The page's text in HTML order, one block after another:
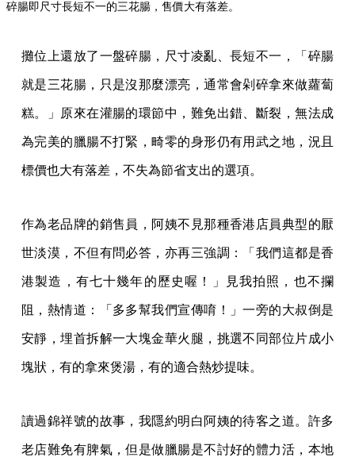
碎腸即尺寸長短不一的三花腸，售價大有落差。
攤位上還放了一盤碎腸，尺寸凌亂、長短不一，「碎腸
就是三花腸，只是沒那麼漂亮，通常會剁碎拿來做蘿蔔
糕。」原來在灌腸的環節中，難免出錯、斷裂，無法成
為完美的臘腸不打緊，畸零的身形仍有用武之地，況且
標價也大有落差，不失為節省支出的選項。
作為老品牌的銷售員，阿姨不見那種香港店員典型的厭
世淡漠，不但有問必答，亦再三強調：「我們這都是香
港製造，有七十幾年的歷史喔！」見我拍照，也不攔
阻，熱情道：「多多幫我們宣傳唷！」一旁的大叔倒是
安靜，埋首拆解一大塊金華火腿，挑選不同部位片成小
塊狀，有的拿來煲湯，有的適合熱炒提味。
讀過錦祥號的故事，我隱約明白阿姨的待客之道。許多
老店難免有脾氣，但是做臘腸是不討好的體力活，本地